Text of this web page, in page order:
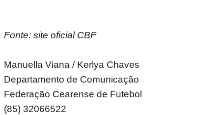
Fonte: site oficial CBF
Manuella Viana / Kerlya Chaves
Departamento de Comunicação
Federação Cearense de Futebol
(85) 32066522